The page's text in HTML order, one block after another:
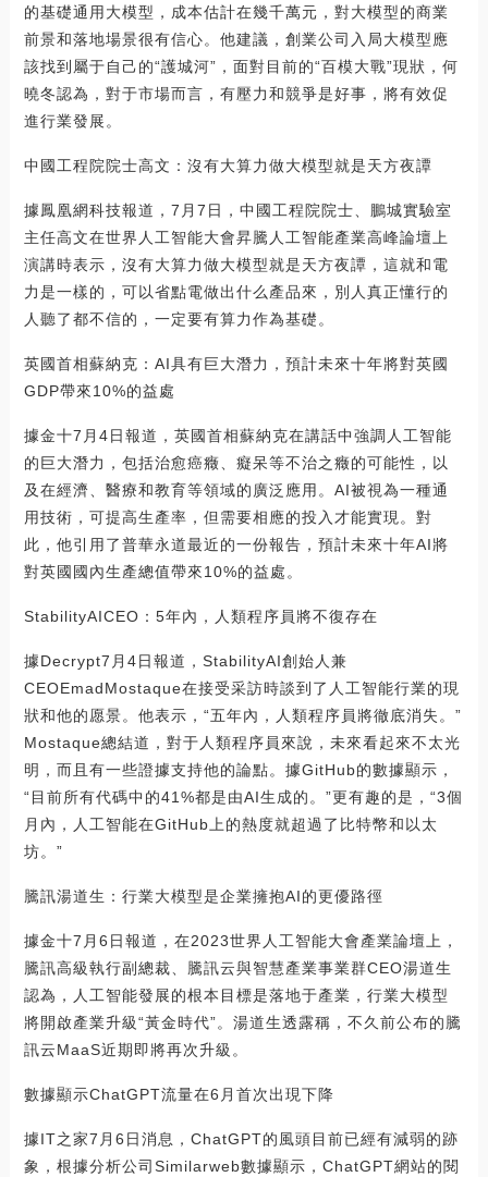
的基礎通用大模型，成本估計在幾千萬元，對大模型的商業
前景和落地場景很有信心。他建議，創業公司入局大模型應
該找到屬于自己的“護城河”，面對目前的“百模大戰”現狀，何
曉冬認為，對于市場而言，有壓力和競爭是好事，將有效促
進行業發展。
中國工程院院士高文：沒有大算力做大模型就是天方夜譚
據鳳凰網科技報道，7月7日，中國工程院院士、鵬城實驗室
主任高文在世界人工智能大會昇騰人工智能產業高峰論壇上
演講時表示，沒有大算力做大模型就是天方夜譚，這就和電
力是一樣的，可以省點電做出什么產品來，別人真正懂行的
人聽了都不信的，一定要有算力作為基礎。
英國首相蘇納克：AI具有巨大潛力，預計未來十年將對英國
GDP帶來10%的益處
據金十7月4日報道，英國首相蘇納克在講話中強調人工智能
的巨大潛力，包括治愈癌癥、癡呆等不治之癥的可能性，以
及在經濟、醫療和教育等領域的廣泛應用。AI被視為一種通
用技術，可提高生產率，但需要相應的投入才能實現。對
此，他引用了普華永道最近的一份報告，預計未來十年AI將
對英國國內生產總值帶來10%的益處。
StabilityAICEO：5年內，人類程序員將不復存在
據Decrypt7月4日報道，StabilityAI創始人兼
CEOEmadMostaque在接受采訪時談到了人工智能行業的現
狀和他的愿景。他表示，“五年內，人類程序員將徹底消失。”
Mostaque總結道，對于人類程序員來說，未來看起來不太光
明，而且有一些證據支持他的論點。據GitHub的數據顯示，
“目前所有代碼中的41%都是由AI生成的。”更有趣的是，“3個
月內，人工智能在GitHub上的熱度就超過了比特幣和以太
坊。”
騰訊湯道生：行業大模型是企業擁抱AI的更優路徑
據金十7月6日報道，在2023世界人工智能大會產業論壇上，
騰訊高級執行副總裁、騰訊云與智慧產業事業群CEO湯道生
認為，人工智能發展的根本目標是落地于產業，行業大模型
將開啟產業升級“黃金時代”。湯道生透露稱，不久前公布的騰
訊云MaaS近期即將再次升級。
數據顯示ChatGPT流量在6月首次出現下降
據IT之家7月6日消息，ChatGPT的風頭目前已經有減弱的跡
象，根據分析公司Similarweb數據顯示，ChatGPT網站的閱